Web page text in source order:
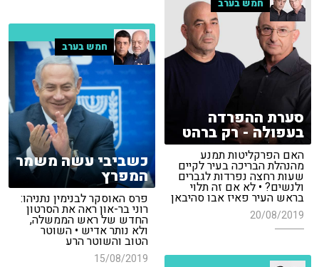
חמש בערב
סערת ההפרדה
בעפולה - רק ברהט
האם הפרקליטות תמנע
מהנהלת הבריכה בעיר לקיים
שעות רחצה נפרדות לגברים
ולנשים? • לא אם זה תלוי
בראש העיר פאיז אבו סהיבאן
20/08/2019
חמש בערב
כשביבי עשה משמר
המפרץ
פרס האוסקר לבנימין נתניהו:
רוני בר-און ראה את הסרטון
החדש של ראש הממשלה,
ולא נותר אדיש • השוטר
הטוב והשוטר הרע
15/08/2019